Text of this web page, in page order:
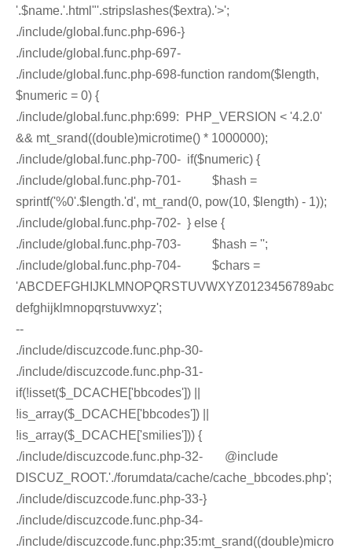
'.$name.'.html"'.stripslashes($extra).'>';
./include/global.func.php-696-}
./include/global.func.php-697-
./include/global.func.php-698-function random($length,
$numeric = 0) {
./include/global.func.php:699: PHP_VERSION < '4.2.0'
&& mt_srand((double)microtime() * 1000000);
./include/global.func.php-700- if($numeric) {
./include/global.func.php-701- $hash =
sprintf('%0'.$length.'d', mt_rand(0, pow(10, $length) - 1));
./include/global.func.php-702- } else {
./include/global.func.php-703- $hash = '';
./include/global.func.php-704- $chars =
'ABCDEFGHIJKLMNOPQRSTUVWXYZ0123456789abc
defghijklmnopqrstuvwxyz';
--
./include/discuzcode.func.php-30-
./include/discuzcode.func.php-31-
if(!isset($_DCACHE['bbcodes']) ||
!is_array($_DCACHE['bbcodes']) ||
!is_array($_DCACHE['smilies'])) {
./include/discuzcode.func.php-32- @include
DISCUZ_ROOT.'./forumdata/cache/cache_bbcodes.php';
./include/discuzcode.func.php-33-}
./include/discuzcode.func.php-34-
./include/discuzcode.func.php:35:mt_srand((double)micro